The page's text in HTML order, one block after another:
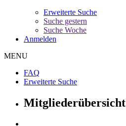
Erweiterte Suche
Suche gestern
Suche Woche
Anmelden
MENU
FAQ
Erweiterte Suche
Mitgliederübersicht